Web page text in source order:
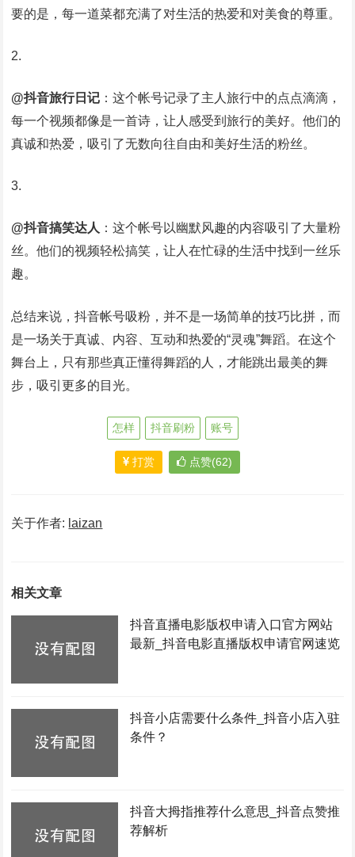
要的是，每一道菜都充满了对生活的热爱和对美食的尊重。
@抖音旅行日记 ：这个帐号记录了主人旅行中的点点滴滴，
每一个视频都像是一首诗，让人感受到旅行的美好。他们的
真诚和热爱，吸引了无数向往自由和美好生活的粉丝。
@抖音搞笑达人 ：这个帐号以幽默风趣的内容吸引了大量粉
丝。他们的视频轻松搞笑，让人在忙碌的生活中找到一丝乐
趣。
总结来说，抖音帐号吸粉，并不是一场简单的技巧比拼，而
是一场关于真诚、内容、互动和热爱的“灵魂”舞蹈。在这个
舞台上，只有那些真正懂得舞蹈的人，才能跳出最美的舞
步，吸引更多的目光。
怎样 抖音刷粉 账号
打赏 点赞(62)
关于作者: laizan
相关文章
抖音直播电影版权申请入口官方网站
最新_抖音电影直播版权申请官网速览
抖音小店需要什么条件_抖音小店入驻
条件？
抖音大拇指推荐什么意思_抖音点赞推
荐解析